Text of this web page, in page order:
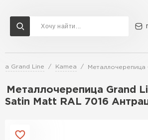
Grand Line Kamea Металлочерепица
Металлочерепица Grand
Satin Мatt RAL 7016
Доставка и оплата Акции О
Перейти в каталог